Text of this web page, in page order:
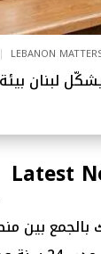
LEBANON
لبنان
Latest
بالجمع بين